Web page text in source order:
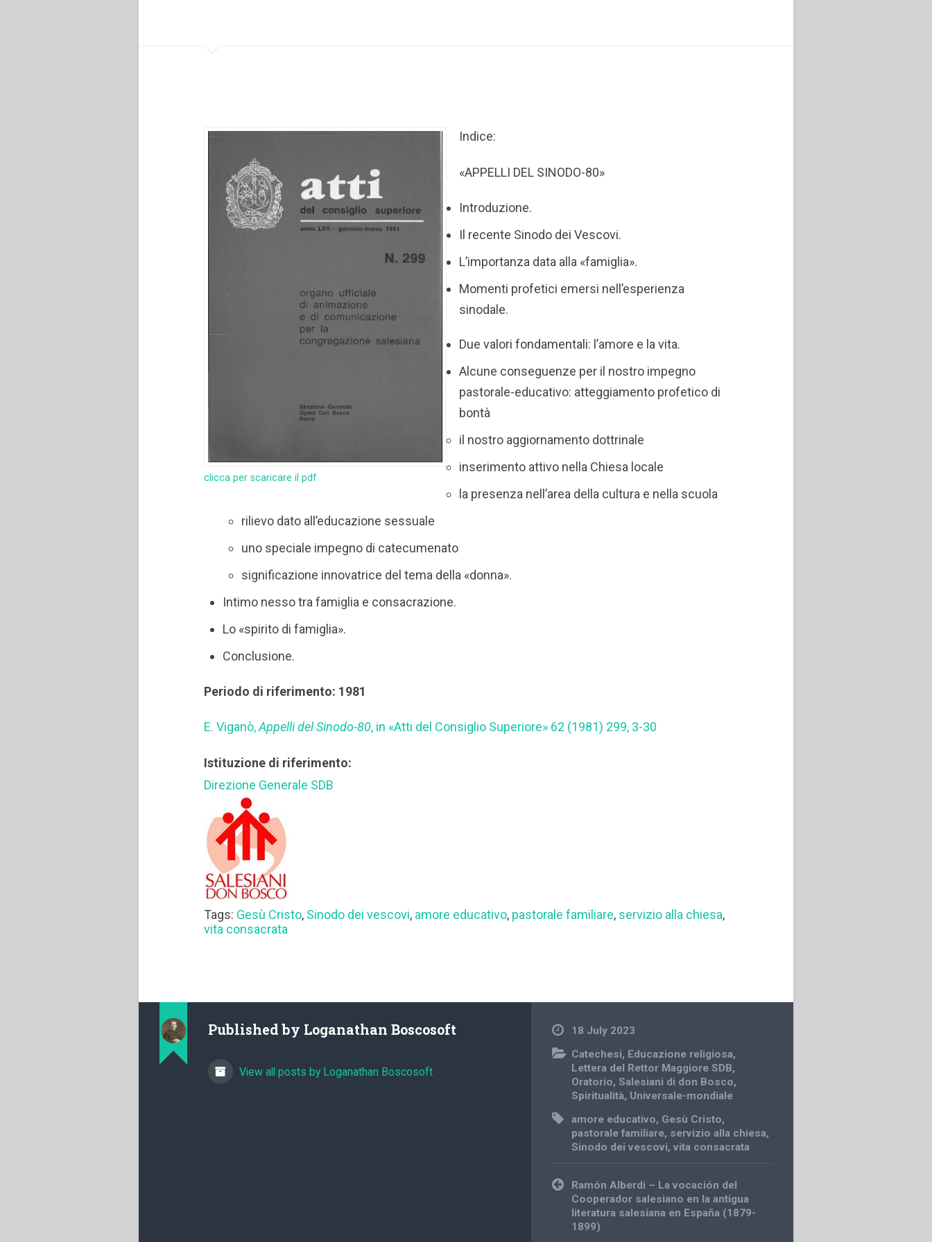
clicca per scaricare il pdf
Indice:
«APPELLI DEL SINODO-80»
Introduzione.
Il recente Sinodo dei Vescovi.
L’importanza data alla «famiglia».
Momenti profetici emersi nell’esperienza
sinodale.
Due valori fondamentali: l’amore e la vita.
Alcune conseguenze per il nostro impegno
pastorale-educativo: atteggiamento profetico di
bontà
il nostro aggiornamento dottrinale
inserimento attivo nella Chiesa locale
la presenza nell’area della cultura e nella scuola
rilievo dato all’educazione sessuale
uno speciale impegno di catecumenato
significazione innovatrice del tema della «donna».
Intimo nesso tra famiglia e consacrazione.
Lo «spirito di famiglia».
Conclusione.
Periodo di riferimento: 1981
E. Viganò,Appelli del Sinodo-80, in «Atti del Consiglio Superiore» 62 (1981) 299, 3-30
Istituzione di riferimento:
Direzione Generale SDB
Tags: Gesù Cristo, Sinodo dei vescovi, amore educativo, pastorale familiare, servizio alla chiesa,
vita consacrata
Published by Loganathan Boscosoft
View all posts by Loganathan Boscosoft
18 July 2023
Catechesi, Educazione religiosa,
Lettera del Rettor Maggiore SDB,
Oratorio,Salesiani di don Bosco,
Spiritualità, Universale-mondiale
amore educativo, Gesù Cristo,
pastorale familiare, servizio alla chiesa,
Sinodo dei vescovi,vita consacrata
Post
navigation
Ramón Alberdi – La vocación del
Cooperador salesiano en la antigua
literatura salesiana en España (1879-
1899)